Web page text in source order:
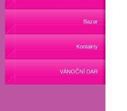
Bazar
Kontakty
VÁNOČNÍ DAR